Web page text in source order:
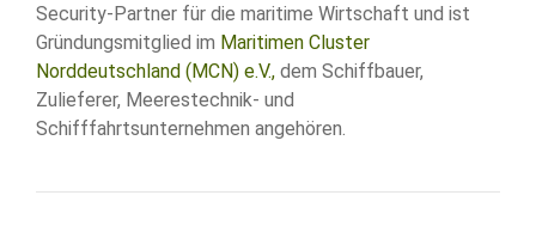
Security-Partner für die maritime Wirtschaft und ist
Gründungsmitglied im Maritimen Cluster
Norddeutschland (MCN) e.V., dem Schiffbauer,
Zulieferer, Meerestechnik- und
Schifffahrtsunternehmen angehören.